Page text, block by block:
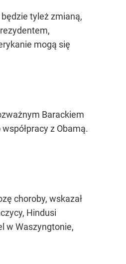
tyleż zmianą,
mogą się
Barackiem
z Obamą.
choroby, wskazał
Hindusi
w Waszyngtonie,